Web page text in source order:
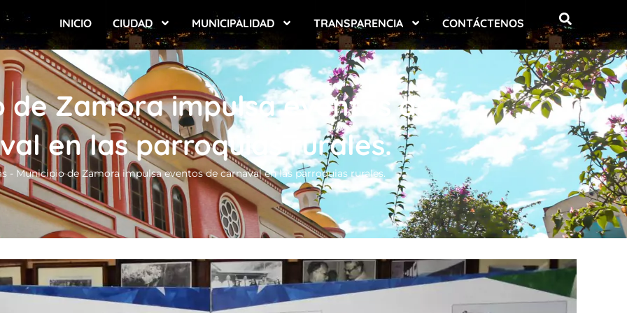
INICIO CIUDAD MUNICIPALIDAD TRANSPARENCIA CONTÁCTENOS
de Zamora impulsa eventos de
en las parroquias rurales.
- Municipio de Zamora impulsa eventos de carnaval en las parroquias rurales.